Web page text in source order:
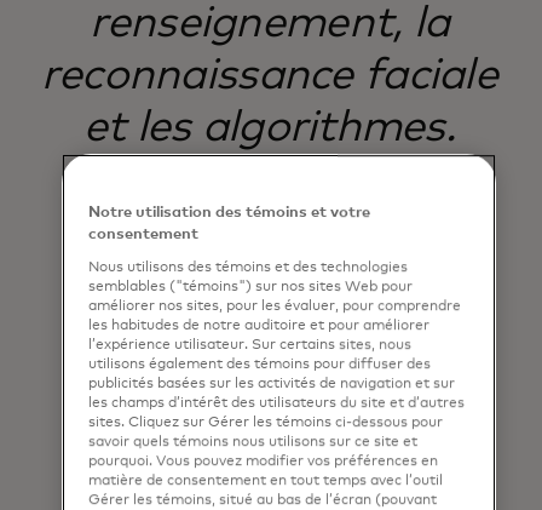
renseignement, la
reconnaissance faciale
et les algorithmes.
Cameron (10 ans)
Kids4Tech🅪 participant
Notre utilisation des témoins et votre
consentement
Nous utilisons des témoins et des technologies
semblables ("témoins") sur nos sites Web pour
améliorer nos sites, pour les évaluer, pour comprendre
les habitudes de notre auditoire et pour améliorer
l’expérience utilisateur. Sur certains sites, nous
utilisons également des témoins pour diffuser des
publicités basées sur les activités de navigation et sur
les champs d’intérêt des utilisateurs du site et d’autres
sites. Cliquez sur Gérer les témoins ci-dessous pour
savoir quels témoins nous utilisons sur ce site et
pourquoi. Vous pouvez modifier vos préférences en
matière de consentement en tout temps avec l’outil
Gérer les témoins, situé au bas de l’écran (pouvant